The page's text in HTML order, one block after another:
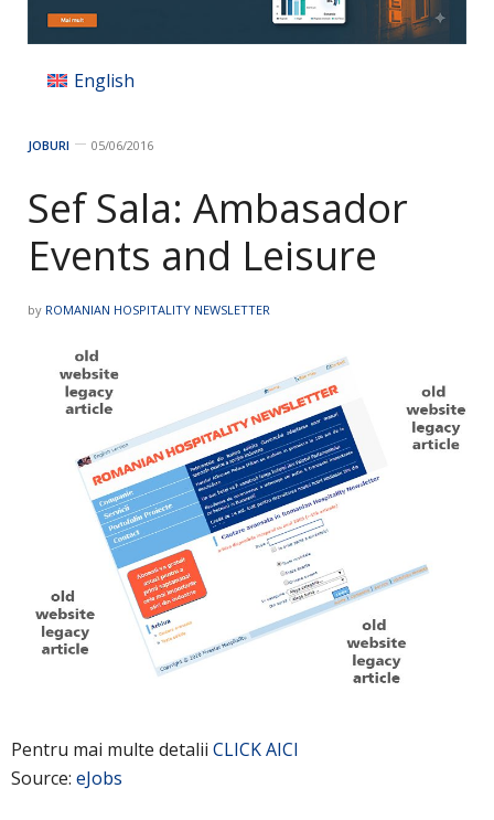
English
JOBURI 05/06/2016
Sef Sala: Ambasador
Events and Leisure
by ROMANIAN HOSPITALITY NEWSLETTER
Pentru mai multe detalii CLICK AICI
Source: eJobs